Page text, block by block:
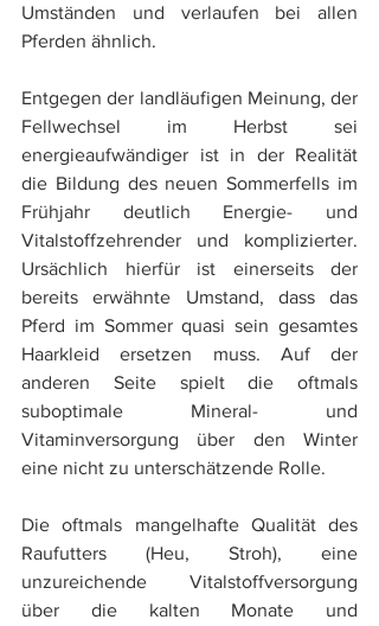
Umständen und verlaufen bei allen
Pferden ähnlich.
Entgegen der landläufigen Meinung, der
Fellwechsel im Herbst sei
energieaufwändiger ist in der Realität
die Bildung des neuen Sommerfells im
Frühjahr deutlich Energie- und
Vitalstoffzehrender und komplizierter.
Ursächlich hierfür ist einerseits der
bereits erwähnte Umstand, dass das
Pferd im Sommer quasi sein gesamtes
Haarkleid ersetzen muss. Auf der
anderen Seite spielt die oftmals
suboptimale Mineral- und
Vitaminversorgung über den Winter
eine nicht zu unterschätzende Rolle.
Die oftmals mangelhafte Qualität des
Raufutters (Heu, Stroh), eine
unzureichende Vitalstoffversorgung
über die kalten Monate und